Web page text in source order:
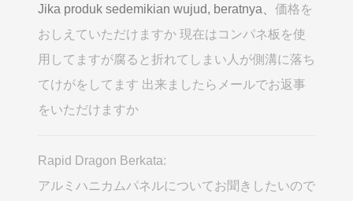
Jika produk sedemikian wujud, beratnya、 価格を
おしえていただけますか 現在はコンパネ板を使
用してますが腐ると折れてしまい人が側溝に落ち
てけがをしてます 出来ましたらメールでお返事
をいただけますか
Rapid Dragon Berkata:
アルミハニカムパネルについてお聞きしたいので